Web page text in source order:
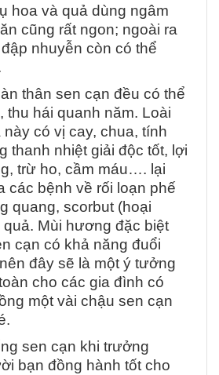
hoa và quả dùng ngâm
cũng rất ngon; ngoài ra
nhuyễn còn có thể
thân sen cạn đều có thể
thu hái quanh năm. Loài
có vị cay, chua, tính
thanh nhiệt giải độc tốt, lợi
trừ ho, cầm máu…. lại
các bệnh về rối loạn phế
quang, scorbut (hoại
quả. Mùi hương đặc biệt
cạn có khả năng đuổi
đây sẽ là một ý tưởng
cho các gia đình có
một vài chậu sen cạn
sen cạn khi trưởng
bạn đồng hành tốt cho